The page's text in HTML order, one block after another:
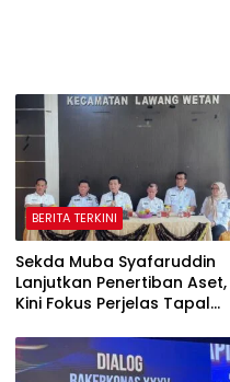
BERITA TERKINI
Sekda Muba Syafaruddin
Lanjutkan Penertiban Aset,
Kini Fokus Perjelas Tapal
Wetan